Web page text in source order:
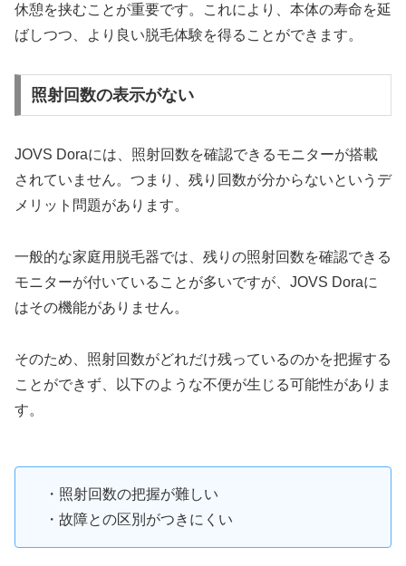
休憩を挟むことが重要です。これにより、本体の寿命を延
ばしつつ、より良い脱毛体験を得ることができます。
照射回数の表示がない
JOVS Doraには、照射回数を確認できるモニターが搭載
されていません。つまり、残り回数が分からないというデ
メリット問題があります。
一般的な家庭用脱毛器では、残りの照射回数を確認できる
モニターが付いていることが多いですが、JOVS Doraに
はその機能がありません。
そのため、照射回数がどれだけ残っているのかを把握する
ことができず、以下のような不便が生じる可能性がありま
す。
・照射回数の把握が難しい
・故障との区別がつきにくい